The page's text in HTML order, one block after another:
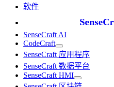
软件
SenseCraft AI
CodeCraft
SenseCraft 应用程序
SenseCraft 数据平台
SenseCraft HMI